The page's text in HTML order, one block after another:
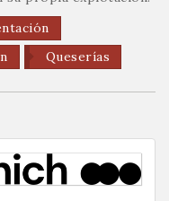
Queserías